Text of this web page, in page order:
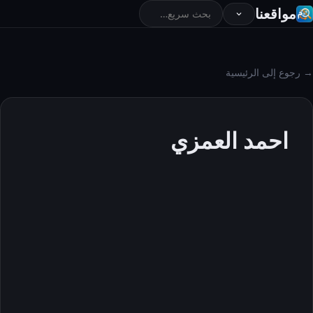
مواقعنا
→ رجوع إلى الرئيسية
احمد العمزي